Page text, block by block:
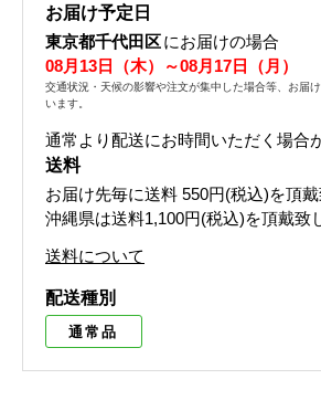
お届け予定日
東京都千代田区にお届けの場合
08月13日（木）～08月17日（月）
交通状況・天候の影響や注文が集中した場合等、お届
います。
通常より配送にお時間いただく場合
送料
お届け先毎に送料 550円(税込)を頂戴
沖縄県は送料1,100円(税込)を頂戴致
送料について
配送種別
通常品